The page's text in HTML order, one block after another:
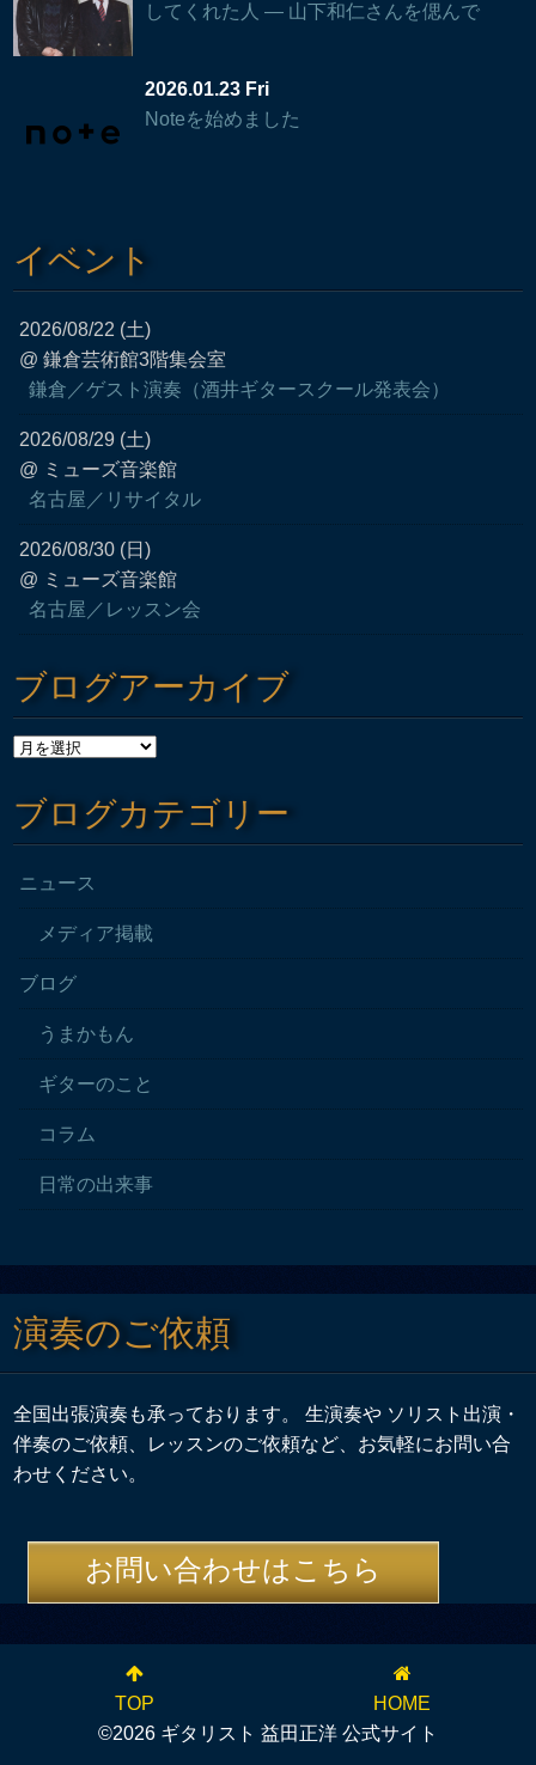
してくれた人 — 山下和仁さんを偲んで
2026.01.23 Fri
Noteを始めました
イベント
2026/08/22 (土)
@ 鎌倉芸術館3階集会室
鎌倉／ゲスト演奏（酒井ギタースクール発表会）
2026/08/29 (土)
@ ミューズ音楽館
名古屋／リサイタル
2026/08/30 (日)
@ ミューズ音楽館
名古屋／レッスン会
ブログアーカイブ
ブログカテゴリー
ニュース
メディア掲載
ブログ
うまかもん
ギターのこと
コラム
日常の出来事
演奏のご依頼
全国出張演奏も承っております。 生演奏や ソリスト出演・
伴奏のご依頼、レッスンのご依頼など、お気軽にお問い合
わせください。
お問い合わせはこちら
TOP
HOME
©2026 ギタリスト 益田正洋 公式サイト